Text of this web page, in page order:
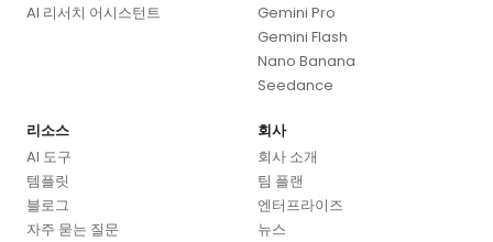
AI 리서치 어시스턴트
Gemini Pro
Gemini Flash
Nano Banana
Seedance
리소스
AI 도구
템플릿
블로그
자주 묻는 질문
회사
회사 소개
팀 플랜
엔터프라이즈
뉴스